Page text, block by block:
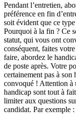
Pendant l’entretien,
préférence en fin
soit évident que ce
Pourquoi à la fin ? Ce
statut, qui vous ont
conséquent, faites
faire, abordez le
de poste après. Votre
certainement pas à son
convoqué ! Attention à
handicap sont tout à
limiter aux questions
candidat. Par exemple :